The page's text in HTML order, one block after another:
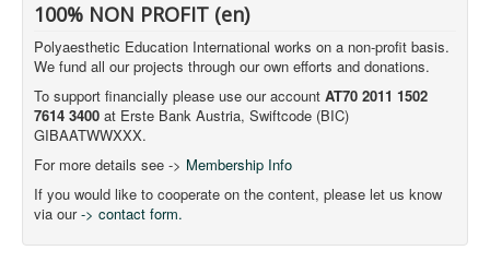
100% NON PROFIT (en)
Polyaesthetic Education International works on a non-profit basis.
We fund all our projects through our own efforts and donations.
To support financially please use our account AT70 2011 1502
7614 3400 at Erste Bank Austria, Swiftcode (BIC)
GIBAATWWXXX.
For more details see -> Membership Info
If you would like to cooperate on the content, please let us know
via our-> contact form.